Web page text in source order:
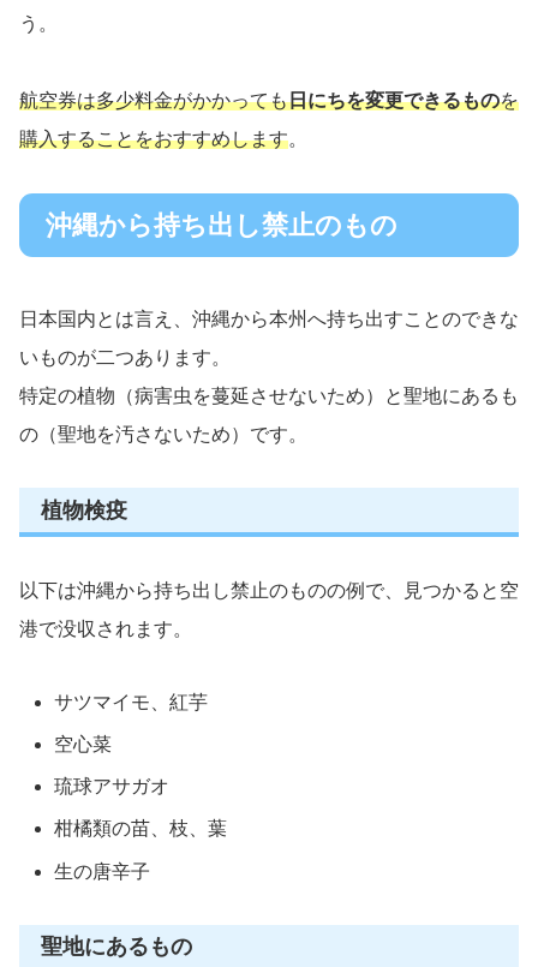
う。
航空券は多少料金がかかっても日にちを変更できるものを
購入することをおすすめします。
沖縄から持ち出し禁止のもの
日本国内とは言え、沖縄から本州へ持ち出すことのできな
いものが二つあります。
特定の植物（病害虫を蔓延させないため）と聖地にあるも
の（聖地を汚さないため）です。
植物検疫
以下は沖縄から持ち出し禁止のものの例で、見つかると空
港で没収されます。
サツマイモ、紅芋
空心菜
琉球アサガオ
柑橘類の苗、枝、葉
生の唐辛子
聖地にあるもの